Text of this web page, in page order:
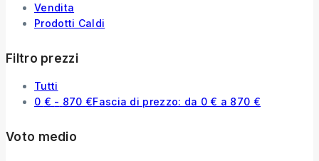
Vendita
Prodotti Caldi
Filtro prezzi
Tutti
0 € - 870 €Fascia di prezzo: da 0 € a 870 €
Voto medio